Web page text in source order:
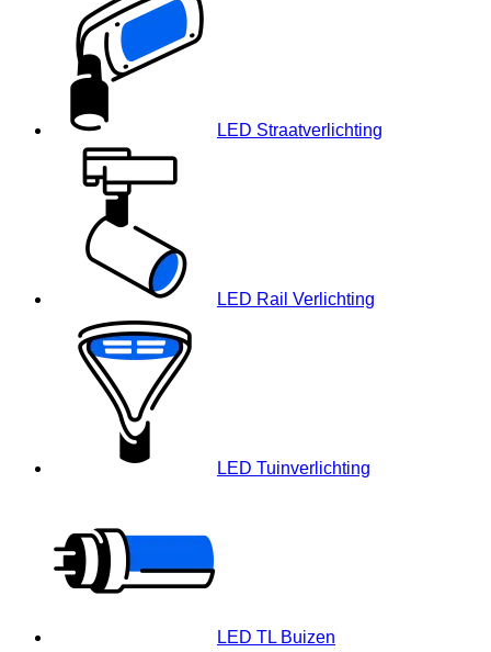
LED Straatverlichting
LED Rail Verlichting
LED Tuinverlichting
LED TL Buizen